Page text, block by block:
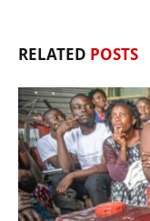
RELATED POSTS